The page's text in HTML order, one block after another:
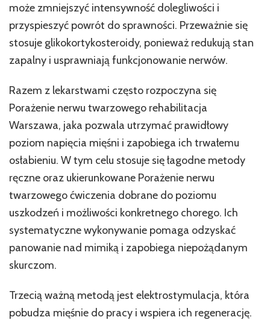
twarzowego
może zmniejszyć intensywność dolegliwości i
przyspieszyć powrót do sprawności. Przeważnie się
stosuje glikokortykosteroidy, ponieważ redukują stan
zapalny i usprawniają funkcjonowanie nerwów.
Razem z lekarstwami często rozpoczyna się
Porażenie nerwu twarzowego rehabilitacja
Warszawa, jaka pozwala utrzymać prawidłowy
poziom napięcia mięśni i zapobiega ich trwałemu
osłabieniu. W tym celu stosuje się łagodne metody
ręczne oraz ukierunkowane Porażenie nerwu
twarzowego ćwiczenia dobrane do poziomu
uszkodzeń i możliwości konkretnego chorego. Ich
systematyczne wykonywanie pomaga odzyskać
panowanie nad mimiką i zapobiega niepożądanym
skurczom.
Trzecią ważną metodą jest elektrostymulacja, która
pobudza mięśnie do pracy i wspiera ich regenerację.